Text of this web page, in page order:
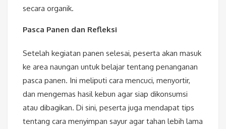
secara organik.
Pasca Panen dan Refleksi
Setelah kegiatan panen selesai, peserta akan masuk
ke area naungan untuk belajar tentang penanganan
pasca panen. Ini meliputi cara mencuci, menyortir,
dan mengemas hasil kebun agar siap dikonsumsi
atau dibagikan. Di sini, peserta juga mendapat tips
tentang cara menyimpan sayur agar tahan lebih lama